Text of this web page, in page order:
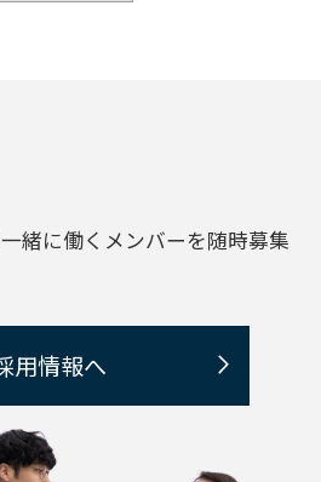
緒に働くメンバーを随時募集
用情報へ